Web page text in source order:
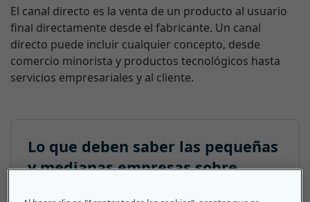
El canal directo es la venta de un producto al usuario
final directamente desde el fabricante. Un canal
directo puede incluir cualquier concepto, desde
comercio minorista y productos tecnológicos hasta
servicios empresariales y al cliente.
Lo que deben saber las pequeñas
y medianas empresas sobre